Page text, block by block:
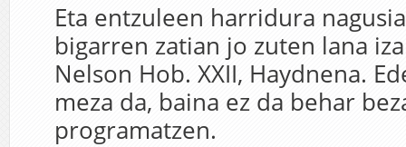
Eta entzuleen harridura
bigarren zatian jo zuten lana
Nelson Hob. XXII, Haydnena.
meza da, baina ez da behar
programatzen.